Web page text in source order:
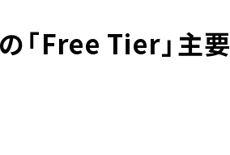
「Free Tier」主要